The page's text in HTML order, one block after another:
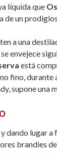
líquida que
de un
a una
envejece
está
fino, durante
supone una
dando lugar a
brandies